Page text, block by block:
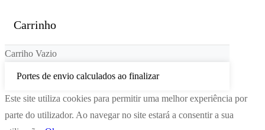
Carrinho
Carriho Vazio
Portes de envio calculados ao finalizar
Este site utiliza cookies para permitir uma melhor experiência por
parte do utilizador. Ao navegar no site estará a consentir a sua